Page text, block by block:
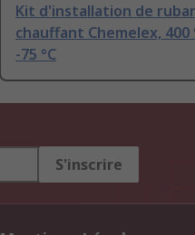
Kit d'installation de
chauffant Chemelex, 400
-75 °C
S'inscrire